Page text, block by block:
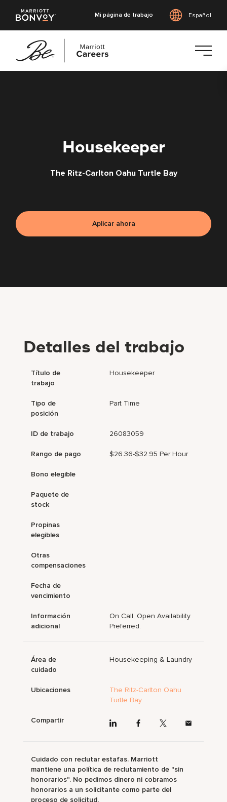
Mi página de trabajo Español
Housekeeper
The Ritz-Carlton Oahu Turtle Bay
Aplicar ahora
Detalles del trabajo
Título de
trabajo
Housekeeper
Tipo de
posición
Part Time
ID de trabajo 26083059
Rango de pago $26.36-$32.95 Per Hour
Bono elegible
Paquete de
stock
Propinas
elegibles
Otras
compensaciones
Fecha de
vencimiento
Información
adicional
On Call, Open Availability
Preferred.
Área de
cuidado
Housekeeping & Laundry
Ubicaciones
The Ritz-Carlton Oahu
Turtle Bay
Compartir
Cuidado con reclutar estafas. Marriott
mantiene una política de reclutamiento de "sin
honorarios". No pedimos dinero ni cobramos
honorarios a un solicitante como parte del
proceso de solicitud.